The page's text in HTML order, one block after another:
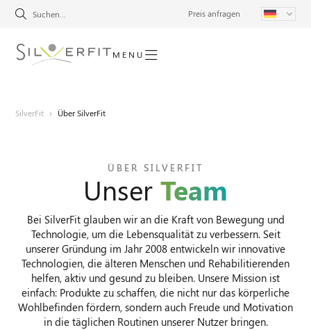
Preis anfragen
MENU
SilverFit › Über SilverFit
ÜBER SILVERFIT
Unser Team
Bei SilverFit glauben wir an die Kraft von Bewegung und
Technologie, um die Lebensqualität zu verbessern. Seit
unserer Gründung im Jahr 2008 entwickeln wir innovative
Technologien, die älteren Menschen und Rehabilitierenden
helfen, aktiv und gesund zu bleiben. Unsere Mission ist
einfach: Produkte zu schaffen, die nicht nur das körperliche
Wohlbefinden fördern, sondern auch Freude und Motivation
in die täglichen Routinen unserer Nutzer bringen.